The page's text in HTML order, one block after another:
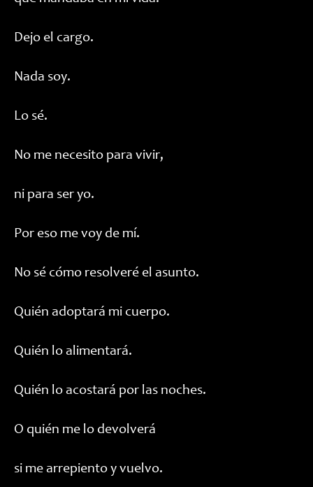
Dejo el cargo.
Nada soy.
Lo sé.
No me necesito para vivir,
ni para ser yo.
Por eso me voy de mí.
No sé cómo resolveré el asunto.
Quién adoptará mi cuerpo.
Quién lo alimentará.
Quién lo acostará por las noches.
O quién me lo devolverá
si me arrepiento y vuelvo.